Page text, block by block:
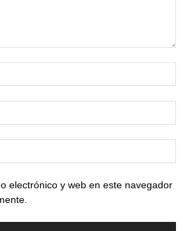
electrónico y web en este navegador